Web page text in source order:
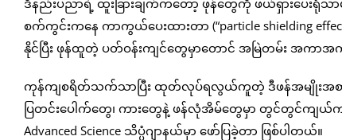
ဒီနည်းပညာရဲ့ ထူးခြားချက်ကတော့ ဖုန်တွေကို ဖယ်ရှားပေးရုံ
စက်ကွင်းကနေ ကာကွယ်ပေးထားတာ (“particle shielding
နိုင်ပြီး ဖုန်ထူတဲ့ ပတ်ဝန်းကျင်တွေမှာတောင် အမြဲတမ်း အကာအ
ကုန်ကျစရိတ်သက်သာပြီး ထုတ်လုပ်ရလွယ်ကူတဲ့ ဒီဖန်အမျိုးအစာ
ပြတင်းပေါက်တွေ၊ ကားတွေနဲ့ ဖန်လုံအိမ်တွေမှာ တွင်တွင်က
Advanced Science သိပ္ပံဂျာနယ်မှာ ဖော်ပြခဲ့တာ ဖြစ်ပါတယ်။